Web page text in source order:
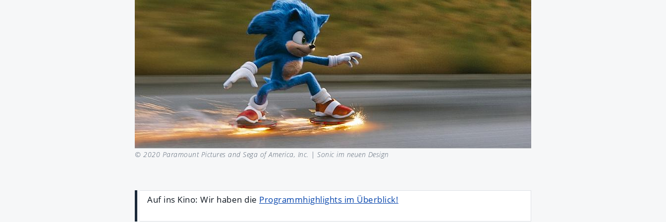
© 2020 Paramount Pictures and Sega of America, Inc. | Sonic im neuen Design
Auf ins Kino: Wir haben die Programmhighlights im Überblick!